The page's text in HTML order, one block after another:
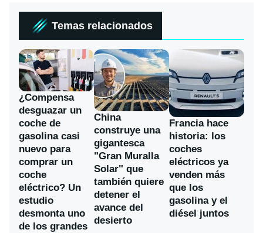
Temas relacionados
¿Compensa
desguazar un
coche de
gasolina casi
nuevo para
comprar un
coche
eléctrico? Un
estudio
desmonta uno
de los grandes
China
construye una
gigantesca
"Gran Muralla
Solar" que
también quiere
detener el
avance del
desierto
Francia hace
historia: los
coches
eléctricos ya
venden más
que los
gasolina y el
diésel juntos